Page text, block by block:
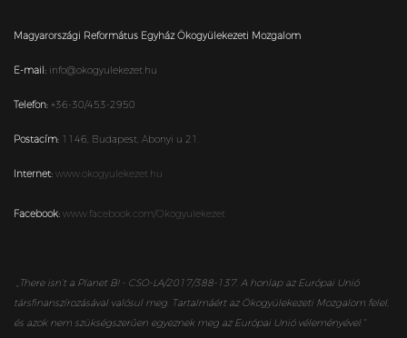
Magyarországi Református Egyház Ökogyülekezeti Mozgalom
E-mail: info@okogyulekezet.hu
Telefon: +36-30/453-2950
Postacím: 1146, Budapest, Abonyi u 21.
Internet: www.okogyulekezet.hu
Facebook: www.facebook.com/Okogyulekezet
„ There isn’t a Planet B! - CSO-LA/2017/388-137. A honlap az Európai Unió
társfinanszírozásával valósul meg. Tartalmáért az Ökogyülekezeti Mozgalom felel,
és azok nem szükségszerűen egyeznek meg az Európai Unió véleményével.”